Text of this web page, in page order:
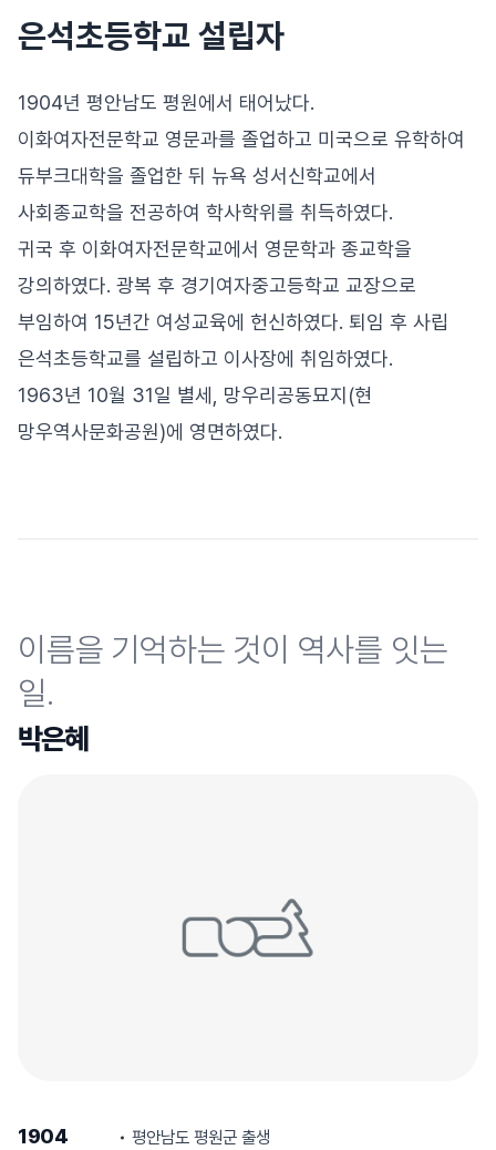
은석초등학교 설립자
1904년 평안남도 평원에서 태어났다.
이화여자전문학교 영문과를 졸업하고 미국으로 유학하여
듀부크대학을 졸업한 뒤 뉴욕 성서신학교에서
사회종교학을 전공하여 학사학위를 취득하였다.
귀국 후 이화여자전문학교에서 영문학과 종교학을
강의하였다. 광복 후 경기여자중고등학교 교장으로
부임하여 15년간 여성교육에 헌신하였다. 퇴임 후 사립
은석초등학교를 설립하고 이사장에 취임하였다.
1963년 10월 31일 별세, 망우리공동묘지(현
망우역사문화공원)에 영면하였다.
이름을 기억하는 것이 역사를 잇는
일.
박은혜
1904 평안남도 평원군 출생